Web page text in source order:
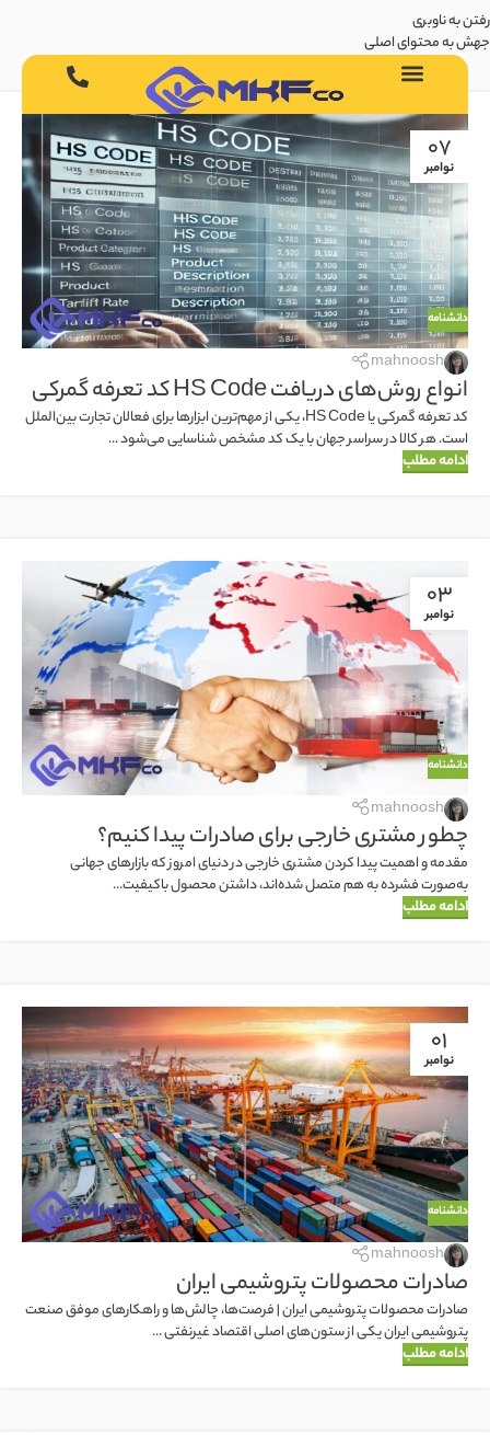
رفتن به ناوبری
جهش به محتوای اصلی
07
نوامبر
دانشنامه
mahnoosh
انواع روش‌های دریافت HS Code کد تعرفه گمرکی
کد تعرفه گمرکی یا HS Code، یکی از مهم‌ترین ابزارها برای فعالان تجارت بین‌الملل
است. هر کالا در سراسر جهان با یک کد مشخص شناسایی می‌شود ...
ادامه مطلب
03
نوامبر
دانشنامه
mahnoosh
چطور مشتری خارجی برای صادرات پیدا کنیم؟
مقدمه و اهمیت پیدا کردن مشتری خارجی در دنیای امروز که بازارهای جهانی
به‌صورت فشرده به هم متصل شده‌اند، داشتن محصول باکیفیت...
ادامه مطلب
01
نوامبر
دانشنامه
mahnoosh
صادرات محصولات پتروشیمی ایران
صادرات محصولات پتروشیمی ایران | فرصت‌ها، چالش‌ها و راهکارهای موفق صنعت
پتروشیمی ایران یکی از ستون‌های اصلی اقتصاد غیرنفتی ...
ادامه مطلب